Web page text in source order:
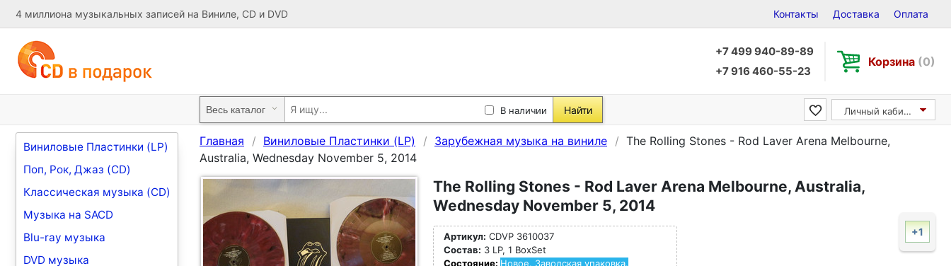
4 миллиона музыкальных записей на Виниле, CD и DVD Контакты Доставка Оплата
+7 499 940-89-89
+7 916 460-55-23
Корзина (0)
В наличии Найти Личный кабинет
Виниловые Пластинки (LP)
Поп, Рок, Джаз (CD)
Классическая музыка (CD)
Музыка на SACD
Blu-ray музыка
DVD музыка
Главная Виниловые Пластинки (LP) Зарубежная музыка на виниле
The Rolling Stones - Rod Laver Arena Melbourne,
Australia, Wednesday November 5, 2014
The Rolling Stones - Rod Laver Arena Melbourne, Australia,
Wednesday November 5, 2014
Артикул: CDVP 3610037
Состав: 3 LP, 1 BoxSet
Состояние: Новое. Заводская упаковка.
+1